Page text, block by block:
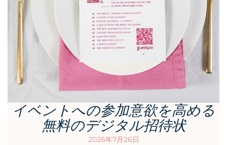
イベントへの参加意欲を高める
無料のデジタル招待状
2026年7月26日